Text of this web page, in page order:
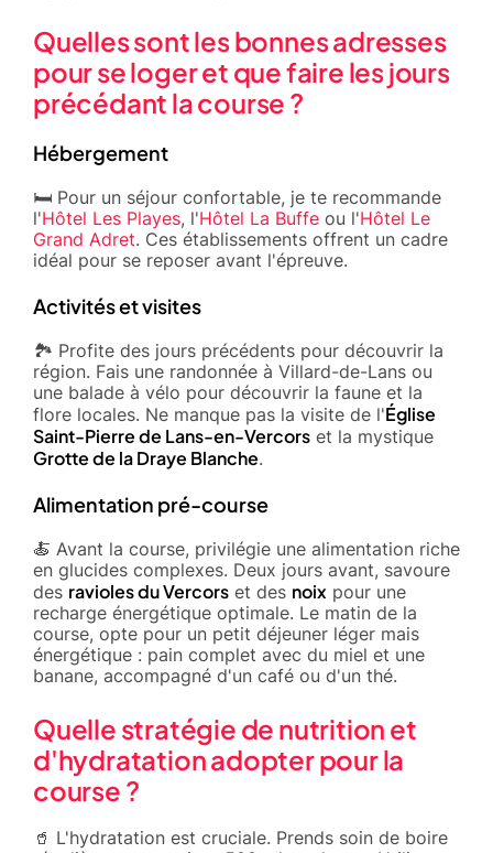
Quelles sont les bonnes adresses
pour se loger et que faire les jours
précédant la course ?
Hébergement
🛏️ Pour un séjour confortable, je te recommande
l'Hôtel Les Playes, l'Hôtel La Buffe ou l'Hôtel Le
Grand Adret. Ces établissements offrent un cadre
idéal pour se reposer avant l'épreuve.
Activités et visites
🏞️ Profite des jours précédents pour découvrir la
région. Fais une randonnée à Villard-de-Lans ou
une balade à vélo pour découvrir la faune et la
flore locales. Ne manque pas la visite de l'Église
Saint-Pierre de Lans-en-Vercors et la mystique
Grotte de la Draye Blanche.
Alimentation pré-course
🍝 Avant la course, privilégie une alimentation riche
en glucides complexes. Deux jours avant, savoure
des ravioles du Vercors et des noix pour une
recharge énergétique optimale. Le matin de la
course, opte pour un petit déjeuner léger mais
énergétique : pain complet avec du miel et une
banane, accompagné d'un café ou d'un thé.
Quelle stratégie de nutrition et
d'hydratation adopter pour la
course ?
🥤 L'hydratation est cruciale. Prends soin de boire